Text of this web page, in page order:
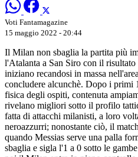
Voti Fantamagazine
15 maggio 2022 - 20:44
Il Milan non sbaglia la partita più
l'Atalanta a San Siro con il
iniziano recandosi in massa
concludere alcunchè. Dopo i primi
fisica degli ospiti, contenuta
rivelano migliori sotto il profilo
fatta di attacchi milanisti, a loro
neroazzurri; nonostante ciò, il
quando Messias serve una palla
sbaglia e sigla l'1 a 0 sotto le